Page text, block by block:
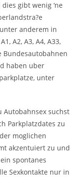
gibt wenig ‘ne
anderem in
A2, A3, A4, A33,
Bundesautobahnen
haben uber
unter
Autobahnsex suchst
Parkplatzdates zu
moglichen
akzentuiert zu und
spontanes
Sexkontakte nur in